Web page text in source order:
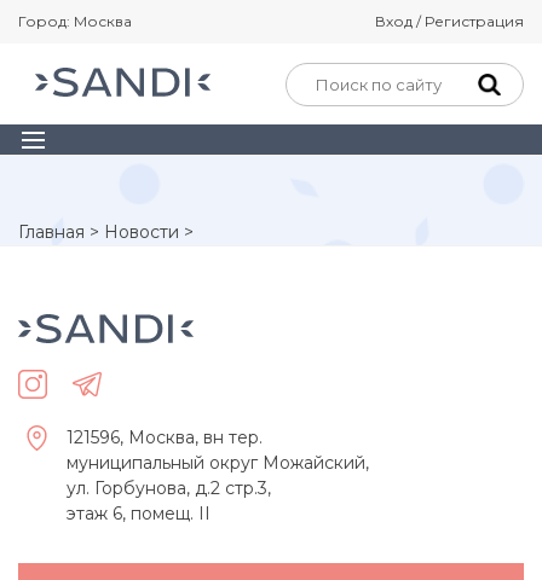
Город: Москва Вход / Регистрация
Главная > Новости >
121596, Москва, вн тер.
муниципальный округ Можайский,
ул. Горбунова, д.2 стр.3,
этаж 6, помещ. II